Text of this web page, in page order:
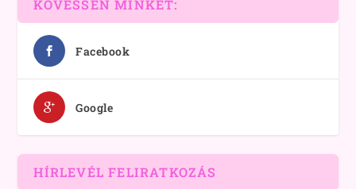
KÖVESSEN MINKET:
Facebook
Google
HÍRLEVÉL FELIRATKOZÁS